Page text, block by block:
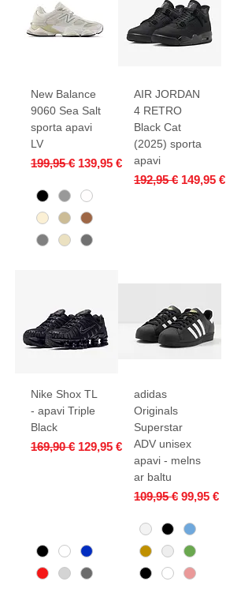
New Balance
9060 Sea Salt
sporta apavi
LV
Parastā cena
199,95 € Izpārdošanas cena
139,95 €
AIR JORDAN
4 RETRO
Black Cat
(2025) sporta
apavi
Parastā cena
192,95 € Izpārdošanas
149,95 €
Nike Shox TL
- apavi Triple
Black
Parastā cena
169,90 € Izpārdošanas cena
129,95 €
adidas
Originals
Superstar
ADV unisex
apavi - melns
ar baltu
Parastā cena
109,95 € Izpārdošanas
99,95 €